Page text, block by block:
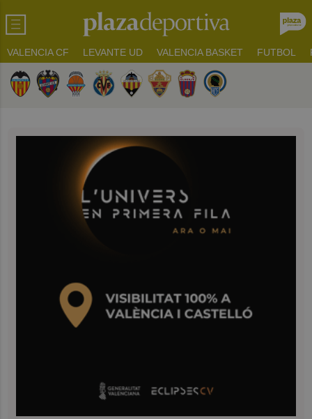
VALENCIA CF LEVANTE UD VALENCIA BASKET FUTBOL